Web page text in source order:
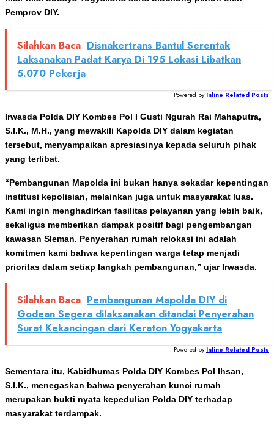
Pemprov DIY.
Silahkan Baca Disnakertrans Bantul Serentak
Laksanakan Padat Karya Di 195 Lokasi Libatkan
5.070 Pekerja
Powered by Inline Related Posts
Irwasda Polda DIY Kombes Pol I Gusti Ngurah Rai Mahaputra,
S.I.K., M.H., yang mewakili Kapolda DIY dalam kegiatan
tersebut, menyampaikan apresiasinya kepada seluruh pihak
yang terlibat.
“Pembangunan Mapolda ini bukan hanya sekadar kepentingan
institusi kepolisian, melainkan juga untuk masyarakat luas.
Kami ingin menghadirkan fasilitas pelayanan yang lebih baik,
sekaligus memberikan dampak positif bagi pengembangan
kawasan Sleman. Penyerahan rumah relokasi ini adalah
komitmen kami bahwa kepentingan warga tetap menjadi
prioritas dalam setiap langkah pembangunan,” ujar Irwasda.
Silahkan Baca Pembangunan Mapolda DIY di
Godean Segera dilaksanakan ditandai Penyerahan
Surat Kekancingan dari Keraton Yogyakarta
Powered by Inline Related Posts
Sementara itu, Kabidhumas Polda DIY Kombes Pol Ihsan,
S.I.K., menegaskan bahwa penyerahan kunci rumah
merupakan bukti nyata kepedulian Polda DIY terhadap
masyarakat terdampak.